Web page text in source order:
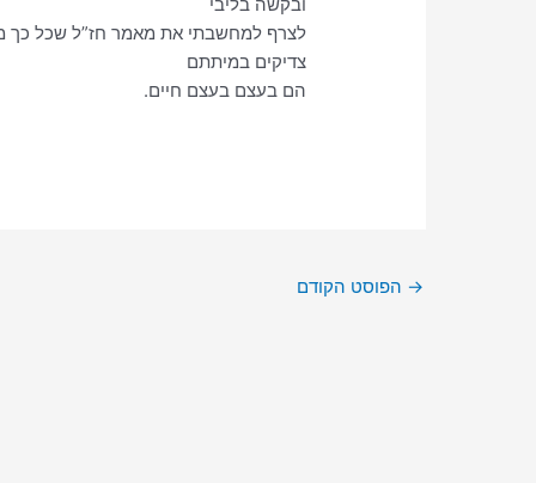
לצרף למחשבתי את מאמר חז”ל שכל כך
צדיקים במיתתם
הם בעצם בעצם חיים.
→ הפוסט הקודם